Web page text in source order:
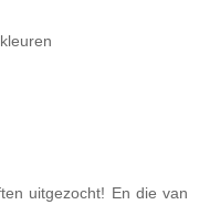
uitgezocht! En die van